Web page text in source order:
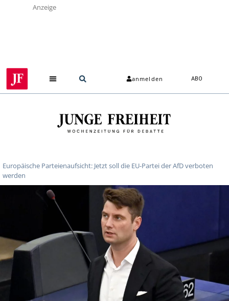
Anzeige
anmelden ABO
Europäische Parteienaufsicht: Jetzt soll die EU-Partei der AfD verboten
werden